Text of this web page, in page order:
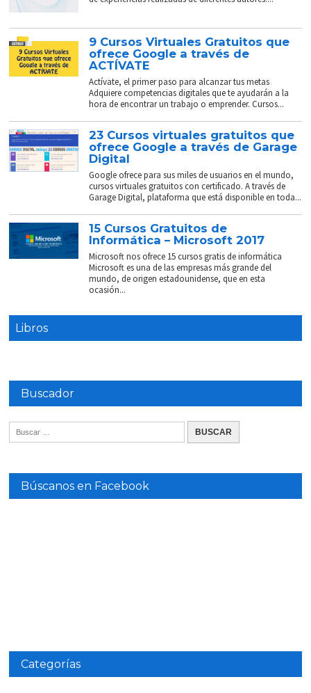
9 Cursos Virtuales Gratuitos que
ofrece Google a través de
ACTÍVATE
Actívate, el primer paso para alcanzar tus metas
Adquiere competencias digitales que te ayudarán a la
hora de encontrar un trabajo o emprender. Cursos...
23 Cursos virtuales gratuitos que
ofrece Google a través de Garage
Digital
Google ofrece para sus miles de usuarios en el mundo,
cursos virtuales gratuitos con certificado. A través de
Garage Digital, plataforma que está disponible en toda...
15 Cursos Gratuitos de
Informática – Microsoft 2017
Microsoft nos ofrece 15 cursos gratis de informática
Microsoft es una de las empresas más grande del
mundo, de origen estadounidense, que en esta
ocasión...
Libros
Buscador
Búscanos en Facebook
Categorías